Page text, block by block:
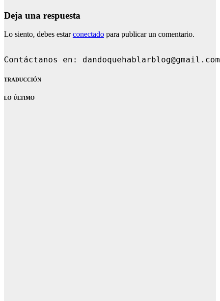
Deja una respuesta
Lo siento, debes estarconectado para publicar un comentario.
Contáctanos en: dandoqueha
TRADUCCIÓN
LO ÚLTIMO